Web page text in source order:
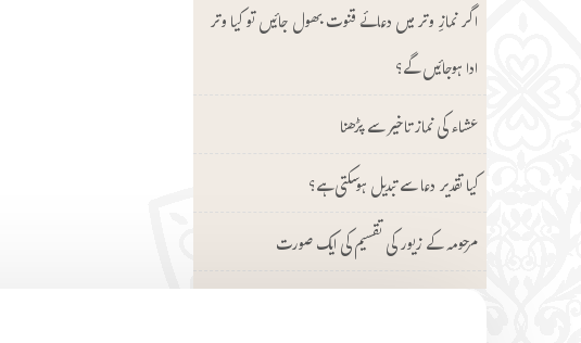
اگر نمازِ وتر میں دعائے قنوت بھول جائیں تو کیا وتر
ادا ہوجائیں گے؟
عشاء کی نماز تاخیر سے پڑھنا
کیا تقدیر دعا سے تبدیل ہوسکتی ہے؟
مرحومہ کے زیور کی تقسیم کی ایک صورت